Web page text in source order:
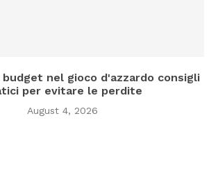
nel gioco d'azzardo consigli
per evitare le perdite
August 4, 2026